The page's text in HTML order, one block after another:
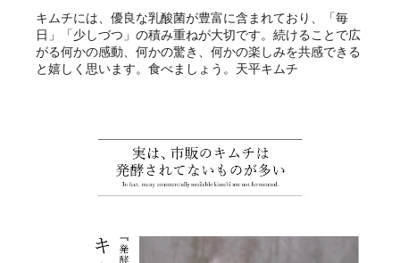
キムチには、優良な乳酸菌が豊富に含まれており、「毎
日」「少しづつ」の積み重ねが大切です。続けることで広
がる何かの感動、何かの驚き、何かの楽しみを共感できる
と嬉しく思います。食べましょう。天平キムチ